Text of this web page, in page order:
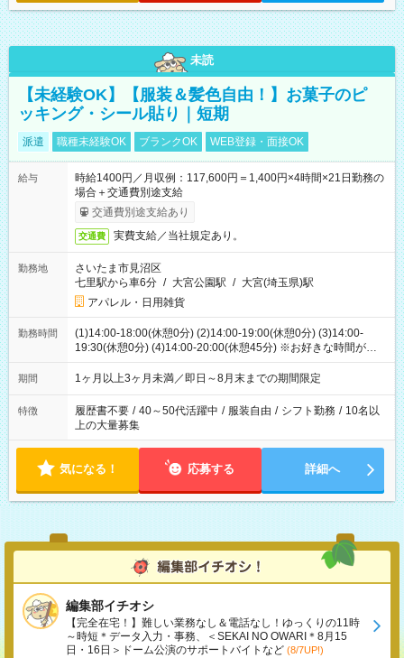
未読
【未経験OK】【服装＆髪色自由！】お菓子のピ
ッキング・シール貼り｜短期
派遣 職種未経験OK ブランクOK WEB登録・面接OK
給与
時給1400円／月収例：117,600円＝1,400円×4時間×21日勤務の
場合＋交通費別途支給
交通費別途支給あり
交通費 実費支給／当社規定あり。
勤務地
さいたま市見沼区
七里駅から車6分 / 大宮公園駅 / 大宮(埼玉県)駅
アパレル・日用雑貨
勤務時間
(1)14:00-18:00(休憩0分) (2)14:00-19:00(休憩0分) (3)14:00-
19:30(休憩0分) (4)14:00-20:00(休憩45分) ※お好きな時間が選べ
ます
期間 1ヶ月以上3ヶ月未満／即日～8月末までの期間限定
特徴 履歴書不要 / 40～50代活躍中 / 服装自由 / シフト勤務 / 10名以
上の大量募集
気になる！ 応募する 詳細へ
編集部イチオシ
【完全在宅！】難しい業務なし＆電話なし！ゆっくりの11時
～時短＊データ入力・事務、＜SEKAI NO OWARI＊8月15
日・16日＞ドーム公演のサポートバイトなど (8/7UP!)